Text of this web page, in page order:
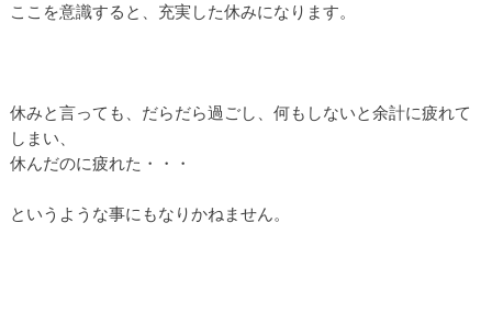
ここを意識すると、充実した休みになります。
休みと言っても、だらだら過ごし、何もしないと余計に疲れて
しまい、
休んだのに疲れた・・・
というような事にもなりかねません。